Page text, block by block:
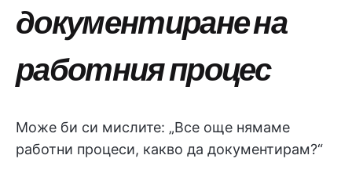
документиране на
работния процес
Може би си мислите: „Все още нямаме
работни процеси, какво да документирам?“